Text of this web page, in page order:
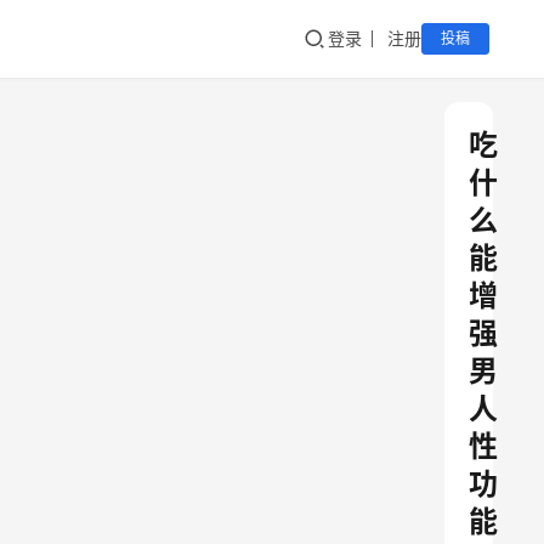
登录 注册 投稿
吃
什
么
能
增
强
男
人
性
功
能